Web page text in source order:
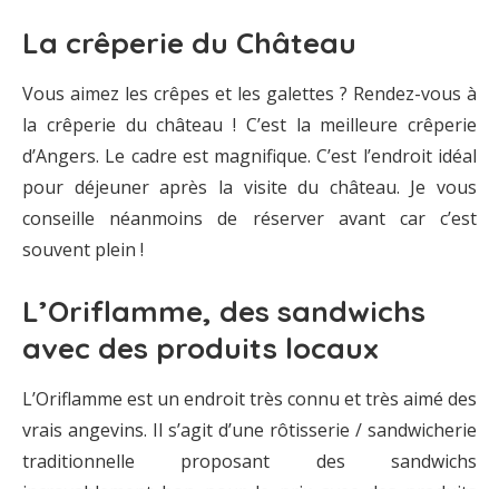
La crêperie du Château
Vous aimez les crêpes et les galettes ? Rendez-vous à
la crêperie du château ! C’est la meilleure crêperie
d’Angers. Le cadre est magnifique. C’est l’endroit idéal
pour déjeuner après la visite du château. Je vous
conseille néanmoins de réserver avant car c’est
souvent plein !
L’Oriflamme, des sandwichs
avec des produits locaux
L’Oriflamme est un endroit très connu et très aimé des
vrais angevins. Il s’agit d’une rôtisserie / sandwicherie
traditionnelle proposant des sandwichs